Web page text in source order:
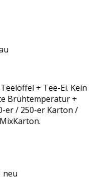
+ Tee-Ei. Kein
Brühtemperatur +
er / 250-er Karton /